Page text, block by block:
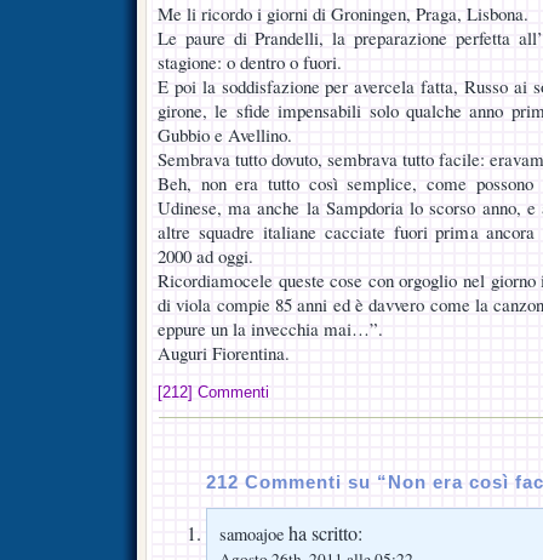
Me li ricordo i giorni di Groningen, Praga, Lisbona.
Le paure di Prandelli, la preparazione perfetta
stagione: o dentro o fuori.
E poi la soddisfazione per avercela fatta, Russo ai
girone, le sfide impensabili solo qualche anno
Gubbio e Avellino.
Sembrava tutto dovuto, sembrava tutto facile:
Beh, non era tutto così semplice, come possono
Udinese, ma anche la Sampdoria lo scorso anno,
altre squadre italiane cacciate fuori prima ancora
2000 ad oggi.
Ricordiamocele queste cose con orgoglio nel
di viola compie 85 anni ed è davvero come la
eppure un la invecchia mai…”.
Auguri Fiorentina.
[212] Commenti
212 Commenti su “Non era così
samoajoe ha scritto: